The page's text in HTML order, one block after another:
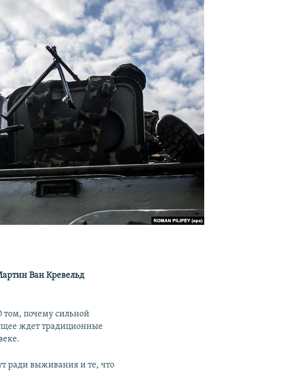
Ван Кревельд
почему сильной
ждет традиционные
ради выживания и те, что